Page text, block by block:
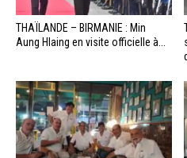
THAÏLANDE – BIRMANIE : Min
Aung Hlaing en visite officielle à...